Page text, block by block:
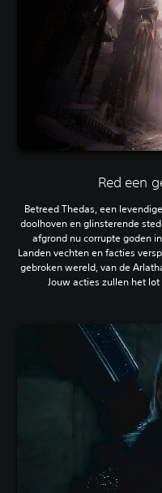
Red een
Betreed Thedas, een
doolhoven en glinsterende
afgrond nu corrupte goden
Landen vechten en facties
gebroken wereld, van de
Jouw acties zullen het